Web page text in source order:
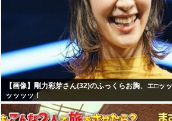
【画像】剛力彩芽さん(32)のふっくらお胸、エ□ッ
ッッッッ！